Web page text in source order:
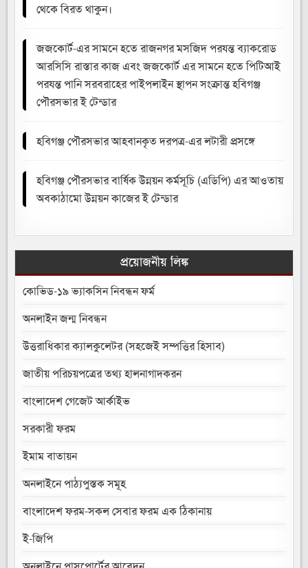
থেকে বিরত থাকুন।
জজকোর্ট-এর সামনে হতে রাজনগর মসজিদ পরযন্ত ব্যাকরোড
আরসিসি রাস্তার কাজ এবং জজকোর্ট এর সামনে হতে পিটিআই
পরযন্ত পানি সরবরাহের পাইপলাইন স্থাপন সংক্রান্ত হবিগঞ্জ
পৌরসভার ই টেন্ডার
হবিগঞ্জ পৌরসভার আহবানকৃত দরপত্র-এর লটারী প্রসঙ্গে
হবিগঞ্জ পৌরসভার বার্ষিক উন্নয়ন কর্মসূচি (এডিপি) এর আওতায়
অবকাঠামো উন্নয়ন কাজের ই টেন্ডার
প্রয়োজনীয় লিঙ্ক
কোভিড-১৯ ভ্যাকসিন নিবন্ধন ফর্ম
অনলাইন জন্ম নিবন্ধন
উত্তরাধিকার ক্যালকুলেটর (সহজেই সম্পত্তির হিসাব)
জাতীয় পরিচয়পত্রের তথ্য হালনাগাদকরন
বাংলাদেশ গেজেট আর্কাইভ
সরকারী ফরম
ইমাম বাতায়ন
অনলাইনে পাঠ্যপুস্তক সমূহ
বাংলাদেশ ফরম-সকল সেবার ফরম এক ঠিকানায়
ই-জিপি